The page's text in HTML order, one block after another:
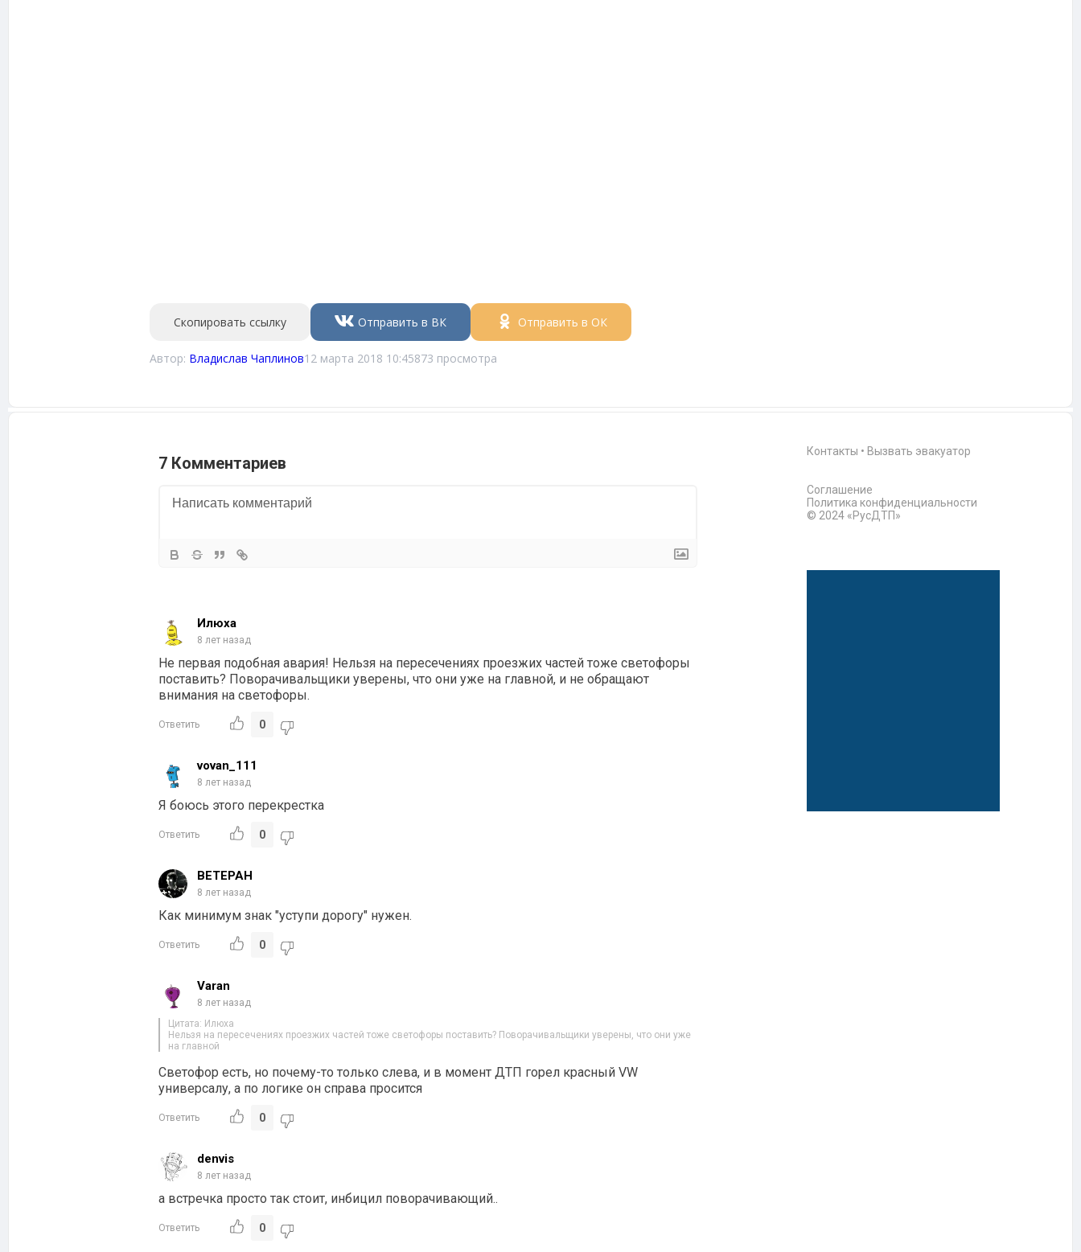
Скопировать ссылку Отправить в ВК Отправить в ОК
Автор: Владислав Чаплинов12 марта 2018 10:45873 просмотра
7 Комментариев
Илюха
8 лет назад
Не первая подобная авария! Нельзя на пересечениях проезжих частей тоже светофоры
поставить? Поворачивальщики уверены, что они уже на главной, и не обращают
внимания на светофоры.
Ответить 0
vovan_111
8 лет назад
Я боюсь этого перекрестка
Ответить 0
BETEPAH
8 лет назад
Как минимум знак "уступи дорогу" нужен.
Ответить 0
Varan
8 лет назад
Цитата: Илюха
Нельзя на пересечениях проезжих частей тоже светофоры поставить? Поворачивальщики уверены, что они уже
на главной
Светофор есть, но почему-то только слева, и в момент ДТП горел красный VW
универсалу, а по логике он справа просится
Ответить 0
denvis
8 лет назад
а встречка просто так стоит, инбицил поворачивающий..
Ответить 0
Контакты • Вызвать эвакуатор
Соглашение
Политика конфиденциальности
© 2024 «РусДТП»